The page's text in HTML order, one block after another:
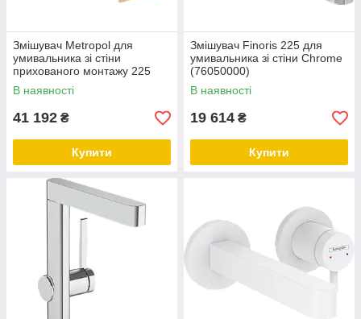
Змішувач Metropol для
умивальника зі стіни
прихованого монтажу 225
мм, Brushed Bronze
(32526140)
В наявності
41 192 ₴
Купити
Змішувач Finoris 225 для
умивальника зі стіни Chrome
(76050000)
В наявності
19 614 ₴
Купити